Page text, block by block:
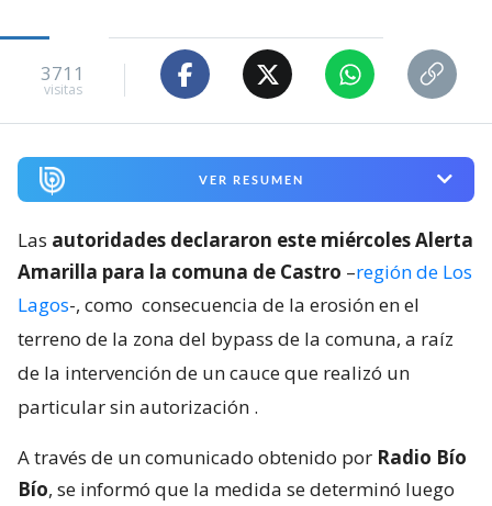
3711
visitas
VER RESUMEN
Las autoridades declararon este miércoles Alerta
Amarilla para la comuna de Castro –región de Los
Lagos-, como consecuencia de la erosión en el
terreno de la zona del bypass de la comuna, a raíz
de la intervención de un cauce que realizó un
particular sin autorización .
A través de un comunicado obtenido por Radio Bío
Bío, se informó que la medida se determinó luego